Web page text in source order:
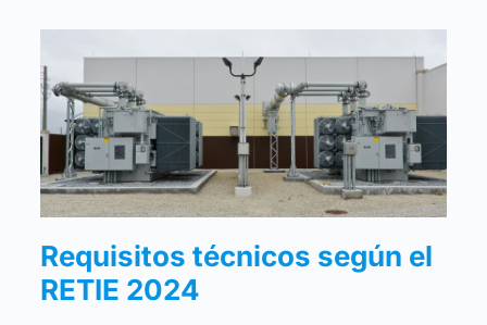
Requisitos técnicos según el
RETIE 2024